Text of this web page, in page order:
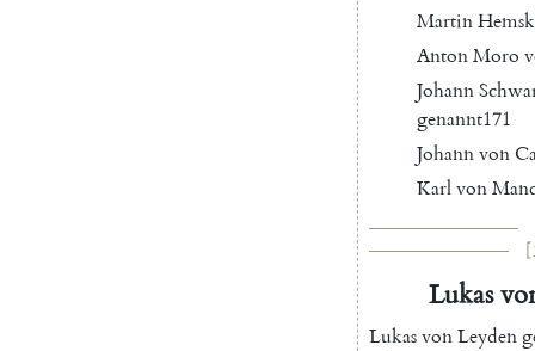
Martin
AntonMoro
Johann
genannt171
Johannvon
Karlvon
Lukas
LukasvonLeyden